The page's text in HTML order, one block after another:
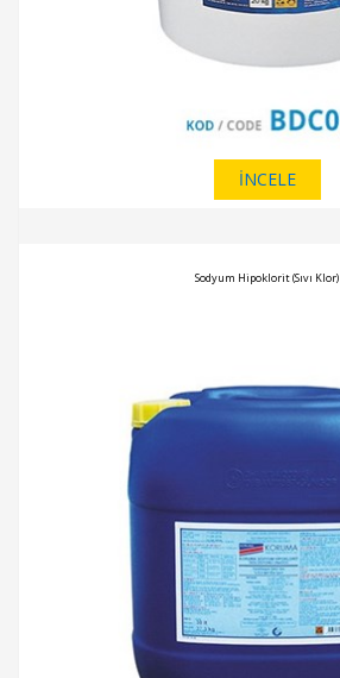
İNCELE
Sodyum Hipoklorit (Sıvı Klor)